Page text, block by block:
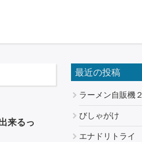
来るっ
最近の投稿
ラーメン自販機２
びしゃがけ
エナドリトライ